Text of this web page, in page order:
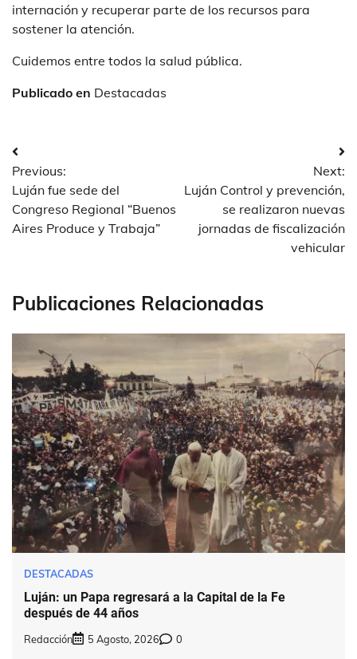
internación y recuperar parte de los recursos para
sostener la atención.
Cuidemos entre todos la salud pública.
Publicado en Destacadas
Navegación
de
entradas
Previous:
Luján fue sede del
Congreso Regional “Buenos
Aires Produce y Trabaja”
Next:
Luján Control y prevención,
se realizaron nuevas
jornadas de fiscalización
vehicular
Publicaciones Relacionadas
DESTACADAS
Luján: un Papa regresará a la Capital de la Fe
después de 44 años
Redacción 5 Agosto, 2026 0